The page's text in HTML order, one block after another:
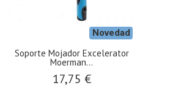
Novedad
Soporte Mojador Excelerator
Moerman...
17,75 €